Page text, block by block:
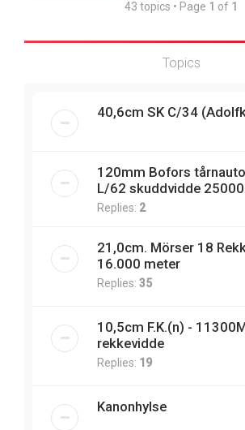
43 topics • Page 1 of 1
Topics
40,6cm SK C/34
120mm Bofors
L/62 skuddvidde
Replies: 2
21,0cm. Mörser 18
16.000 meter
Replies: 35
10,5cm F.K.(n) -
rekkevidde
Replies: 19
Kanonhylse